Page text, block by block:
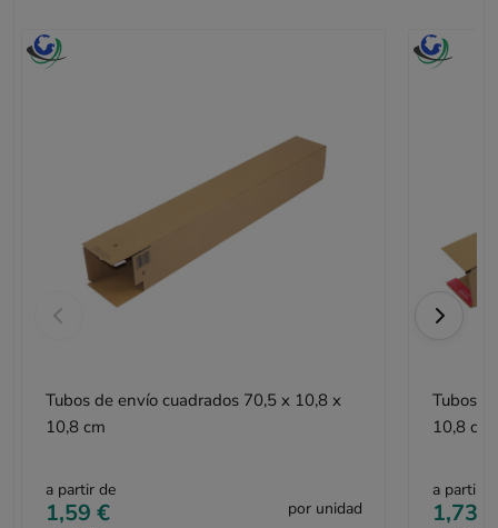
Tubos de envío cuadrados 70,5 x 10,8 x
10,8 cm
a partir de
1,59 € por unidad
Tubos
10,8 cm
a partir
1,73 €